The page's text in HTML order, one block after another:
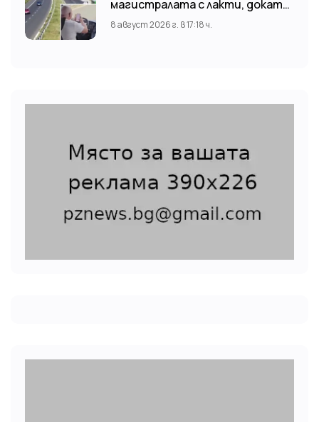
магистралата с лакти, докато
гледа TikTok
8 август 2026 г. в 17:18 ч.